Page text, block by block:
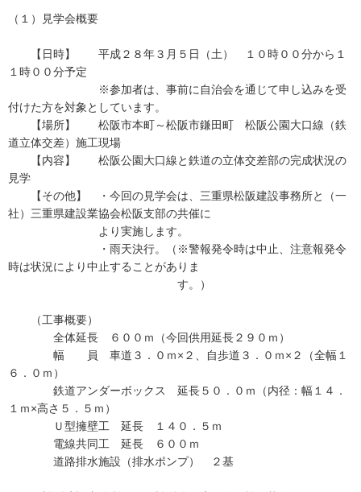
（１）見学会概要
【日時】 平成２８年３月５日（土） １０時００分から１
１時００分予定
※参加者は、事前に自治会を通じて申し込みを受
付けた方を対象としています。
【場所】 松阪市本町～松阪市鎌田町 松阪公園大口線（鉄
道立体交差）施工現場
【内容】 松阪公園大口線と鉄道の立体交差部の完成状況の
見学
【その他】 ・今回の見学会は、三重県松阪建設事務所と（一
社）三重県建設業協会松阪支部の共催に
より実施します。
・雨天決行。（※警報発令時は中止、注意報発令
時は状況により中止することがありま
す。）
（工事概要）
全体延長 ６００ｍ（今回供用延長２９０ｍ）
幅 員 車道３．０ｍ×２、自歩道３．０ｍ×２（全幅１
６．０ｍ）
鉄道アンダーボックス 延長５０．０ｍ（内径：幅１４．
１ｍ×高さ５．５ｍ）
Ｕ型擁壁工 延長 １４０．５ｍ
電線共同工 延長 ６００ｍ
道路排水施設（排水ポンプ） ２基